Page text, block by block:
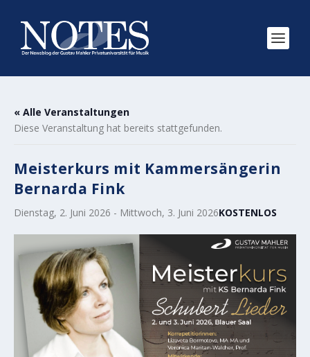
« Alle Veranstaltungen
Diese Veranstaltung hat bereits stattgefunden.
Meisterkurs mit Kammersängerin
Bernarda Fink
Dienstag, 2. Juni 2026 - Mittwoch, 3. Juni 2026KOSTENLOS